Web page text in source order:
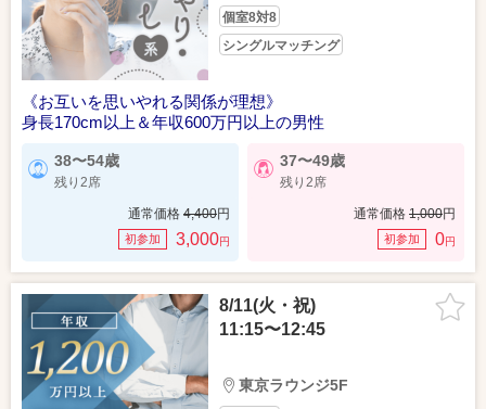
個室8対8
シングルマッチング
《お互いを思いやれる関係が理想》
身長170cm以上＆年収600万円以上の男性
38〜54歳
残り2席
通常価格 4,400円
初参加 3,000円
37〜49歳
残り2席
通常価格 1,000円
初参加 0円
8/11(火・祝)
11:15〜12:45
東京ラウンジ5F